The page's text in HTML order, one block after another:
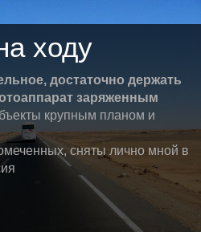
ходу
достаточно держать
заряженным
крупным планом и
сняты лично мной в